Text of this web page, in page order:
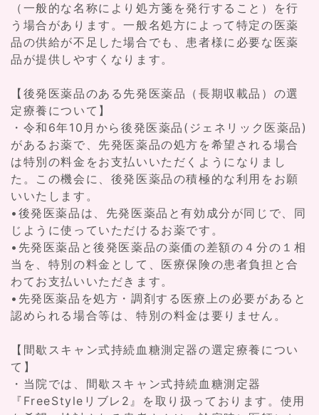
（一般的な名称により処方箋を発行すること）を行
う場合があります。一般名処方によって特定の医薬
品の供給が不足した場合でも、患者様に必要な医薬
品が提供しやすくなります。
【後発医薬品のある先発医薬品（長期収載品）の選
定療養について】
・令和6年10月から後発医薬品(ジェネリック医薬品)
があるお薬で、先発医薬品の処方を希望される場合
は特別の料金をお支払いいただくようになりまし
た。この機会に、後発医薬品の積極的な利用をお願
いいたします。
•後発医薬品は、先発医薬品と有効成分が同じで、同
じように使っていただけるお薬です。
•先発医薬品と後発医薬品の薬価の差額の４分の１相
当を、特別の料金として、医療保険の患者負担と合
わてお支払いいただきます。
•先発医薬品を処方・調剤する医療上の必要があると
認められる場合等は、特別の料金は要りません。
【間歇スキャン式持続血糖測定器の選定療養につい
て】
・当院では、間歇スキャン式持続血糖測定器
『FreeStyleリブレ2』を取り扱っております。使用